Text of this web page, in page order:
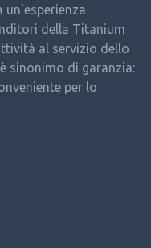
un'esperienza
della Titanium
al servizio dello
sinonimo di garanzia:
per lo